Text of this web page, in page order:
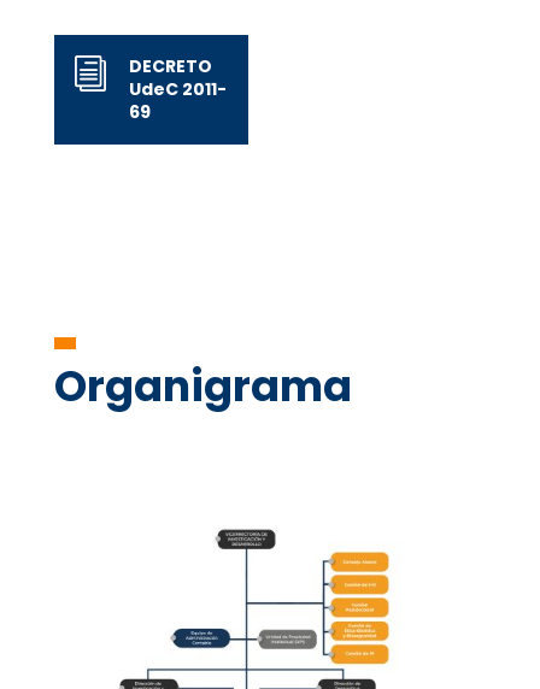
i
DECRETO
UdeC 2011-
69
Organigrama